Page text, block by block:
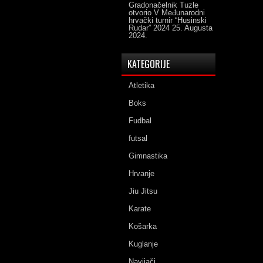
Gradonačelnik Tuzle
otvorio V Međunarodni
hrvački turnir “Husinski
Rudar” 2024 25. Augusta
2024.
KATEGORIJE
Atletika
Boks
Fudbal
futsal
Gimnastika
Hrvanje
Jiu Jitsu
Karate
Košarka
Kuglanje